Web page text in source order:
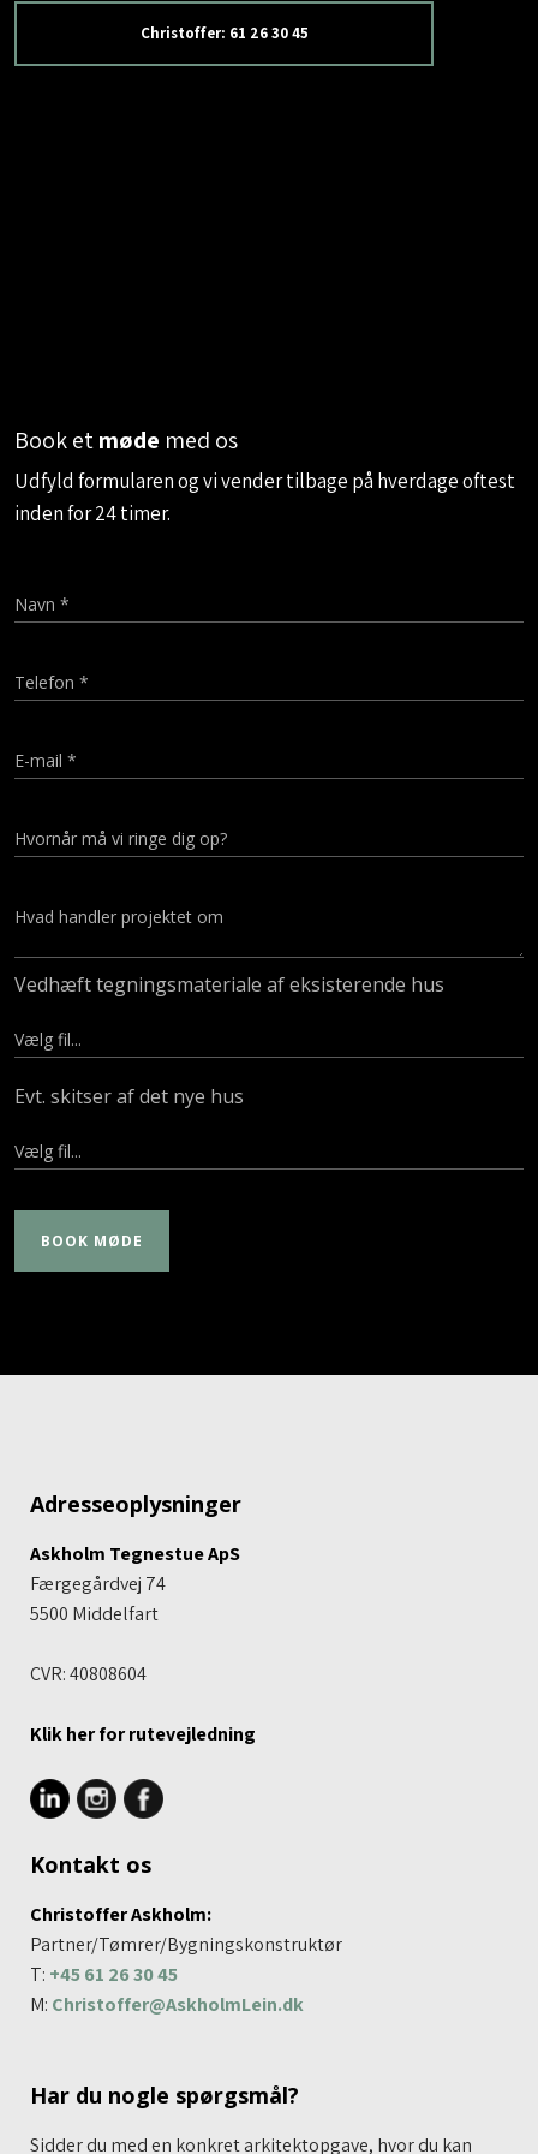
Christoffer: 61 26 30 45
Book etmøde med os
​Udfyld formularen og vi vender tilbage på hverdage oftest
inden for 24 timer.
Vedhæft tegningsmateriale af eksisterende hus
Evt. skitser af det nye hus
Adresseoplysninger
Askholm Tegnestue ApS
Færgegårdvej 74
5500 Middelfart​
CVR: 40808604
Klik her for rutevej​ledning
Kontakt os
Christoffer Askholm:
Partner/​Tømrer/Bygningskonstruktør
T: +45 61 26 30 45
M: Christoffer@AskholmLein.dk
Har du nogle spørgsmål?
Sidder du med en konkret arkitektopgave, hvor du kan